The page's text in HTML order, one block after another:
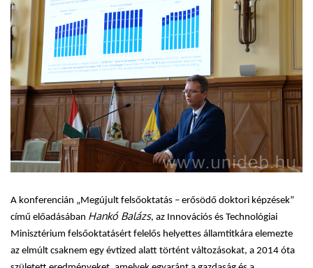
A konferencián „Megújult felsőoktatás – erősödő doktori képzések”
című előadásában Hankó Balázs, az Innovációs és Technológiai
Minisztérium felsőoktatásért felelős helyettes államtitkára elemezte
az elmúlt csaknem egy évtized alatt történt változásokat, a 2014 óta